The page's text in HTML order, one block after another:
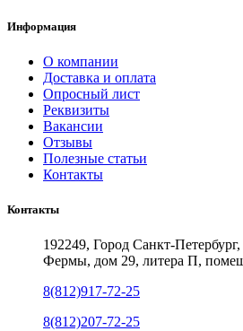
Информация
О компании
Доставка и оплата
Опросный лист
Реквизиты
Вакансии
Отзывы
Полезные статьи
Контакты
Контакты
192249, Город Санкт-
Фермы, дом 29, литера П,
8(812)917-72-25
8(812)207-72-25